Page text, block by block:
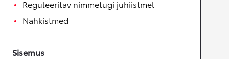
Reguleeritav nimmetugi juhiistmel
Nahkistmed
Sisemus